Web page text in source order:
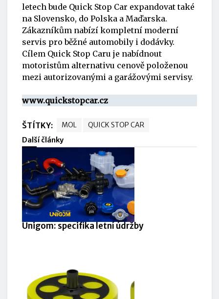
letech bude Quick Stop Car expandovat také
na Slovensko, do Polska a Maďarska.
Zákazníkům nabízí kompletní moderní
servis pro běžné automobily i dodávky.
Cílem Quick Stop Caru je nabídnout
motoristům alternativu cenově položenou
mezi autorizovanými a garážovými servisy.
www.quickstopcar.cz
ŠTÍTKY: MOL
QUICK STOP CAR
Další články
Unigom: specifika letní údržby